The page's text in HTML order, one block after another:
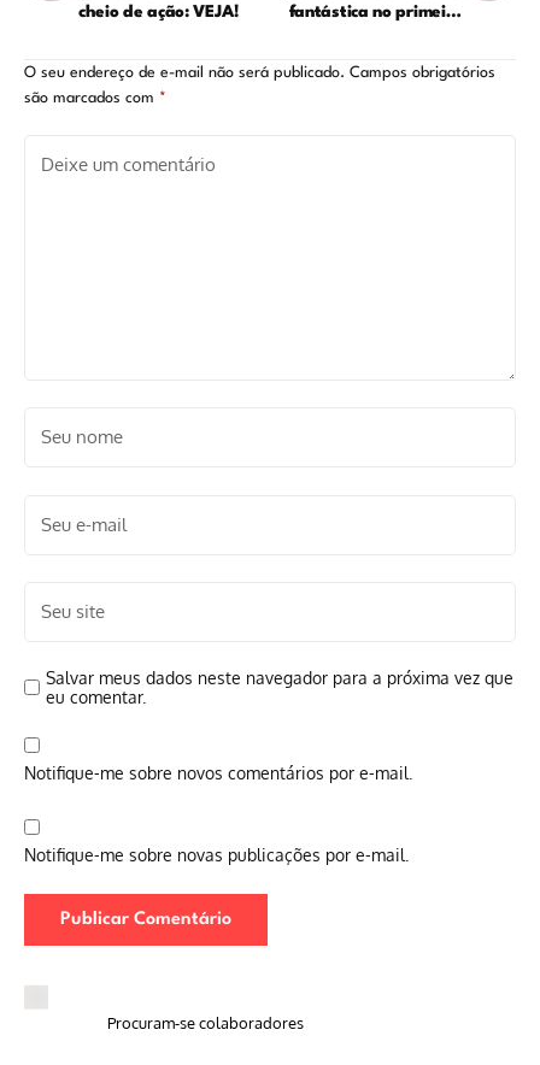
cheio de ação: VEJA!
fantástica no primeiro
O seu endereço de e-mail não será publicado. Campos obrigatórios
são marcados com *
Salvar meus dados neste navegador para a próxima vez que
eu comentar.
Notifique-me sobre novos comentários por e-mail.
Notifique-me sobre novas publicações por e-mail.
Procuram-se colaboradores